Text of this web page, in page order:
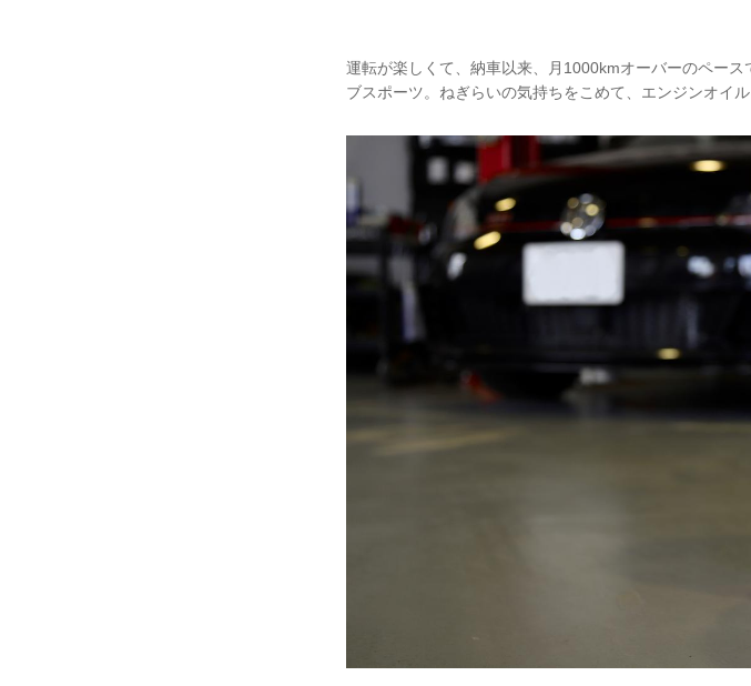
運転が楽しくて、納車以来、月1000kmオーバーのペー
ブスポーツ。ねぎらいの気持ちをこめて、エンジンオイ